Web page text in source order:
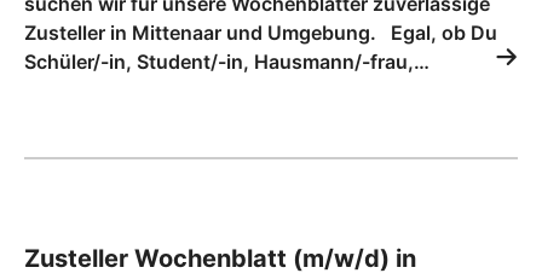
Zusteller in Mittenaar und Umgebung. Egal, ob Du
Schüler/-in, Student/-in, Hausmann/-frau,…
Zusteller Wochenblatt (m/w/d) in